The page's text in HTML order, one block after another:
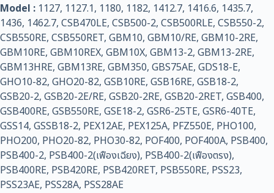
Model : 1127, 1127.1, 1180, 1182, 1412.7, 1416.6, 1435.7,
1436, 1462.7, CSB470LE, CSB500-2, CSB500RLE, CSB550-2,
CSB550RE, CSB550RET, GBM10, GBM10/RE, GBM10-2RE,
GBM10RE, GBM10REX, GBM10X, GBM13-2, GBM13-2RE,
GBM13HRE, GBM13RE, GBM350, GBS75AE, GDS18-E,
GHO10-82, GHO20-82, GSB10RE, GSB16RE, GSB18-2,
GSB20-2, GSB20-2E/RE, GSB20-2RE, GSB20-2RET, GSB400,
GSB400RE, GSB550RE, GSE18-2, GSR6-25TE, GSR6-40TE,
GSS14, GSSB18-2, PEX12AE, PEX125A, PFZ550E, PHO100,
PHO200, PHO20-82, PHO30-82, POF400, POF400A, PSB400,
PSB400-2, PSB400-2(เฟืองเฉียง), PSB400-2(เฟืองตรง),
PSB400RE, PSB420RE, PSB420RET, PSB550RE, PSS23,
PSS23AE, PSS28A, PSS28AE